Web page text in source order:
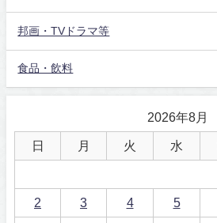
邦画・TVドラマ等
食品・飲料
2026年8月
日 月 火 水
2 3 4 5